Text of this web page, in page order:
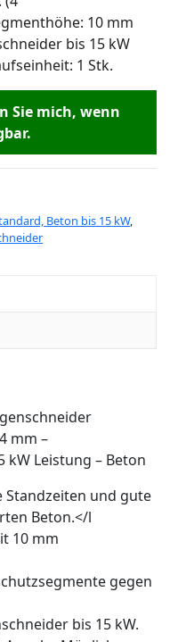
10 mm
bis 15 kW
1 Stk.
Sie mich, wenn
Beton bis 15 kW,
mm –
kW Leistung – Beton
und gute
Beton.</l
10 mm
gegen
bis 15 kW.